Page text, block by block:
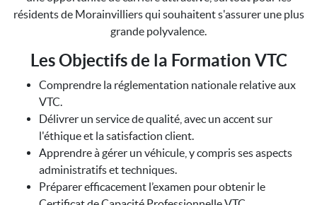
résidents de Morainvilliers qui souhaitent s'assurer une plus
grande polyvalence.
Les Objectifs de la Formation VTC
Comprendre la réglementation nationale relative aux
VTC.
Délivrer un service de qualité, avec un accent sur
l'éthique et la satisfaction client.
Apprendre à gérer un véhicule, y compris ses aspects
administratifs et techniques.
Préparer efficacement l’examen pour obtenir le